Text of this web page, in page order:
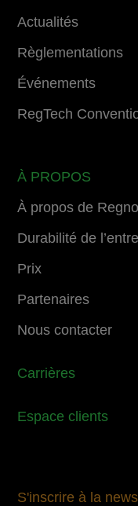
Actualités
Règlementations
Événements
RegTech
À PROPOS
À propos de
Durabilité de
Prix
Partenaires
Nous contacter
Carrières
Espace clients
S'inscrire à la